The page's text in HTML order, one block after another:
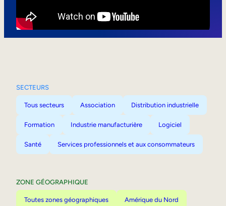
SECTEURS
Tous secteurs Association Distribution industrielle
Formation Industrie manufacturière Logiciel
Santé Services professionnels et aux consommateurs
ZONE GÉOGRAPHIQUE
Toutes zones géographiques Amérique du Nord